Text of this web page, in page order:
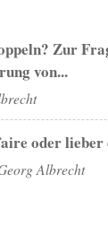
Zur
von...
oder lieber
Albrecht